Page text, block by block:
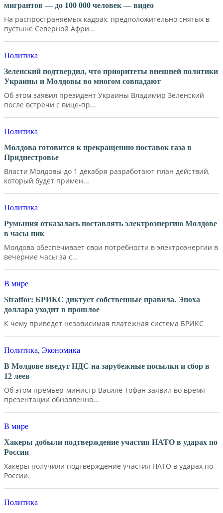
мигрантов — до 100 000 человек — видео
На распространяемых кадрах, предположительно снятых в
пустыне Северной Афри...
Политика
Зеленский подтвердил, что приоритеты внешней политики
Украины и Молдовы во многом совпадают
Об этом заявил президент Украины Владимир Зеленский
после встречи с вице-пр...
Политика
Молдова готовится к прекращению поставок газа в
Приднестровье
Власти Молдовы до 1 декабря разработают план действий,
который будет примен...
Политика
Румыния отказалась поставлять электроэнергию Молдове
в часы пик
Молдова обеспечивает свои потребности в электроэнергии в
вечерние часы за с...
В мире
Stratfor: БРИКС диктует собственные правила. Эпоха
доллара уходит в прошлое
К чему приведет независимая платежная система БРИКС
Политика, Экономика
В Молдове введут НДС на зарубежные посылки и сбор в
12 леев
Об этом премьер-министр Василе Тофан заявил во время
презентации обновленно...
В мире
Хакеры добыли подтверждение участия НАТО в ударах по
России
Хакеры получили подтверждение участия НАТО в ударах по
России.
Политика